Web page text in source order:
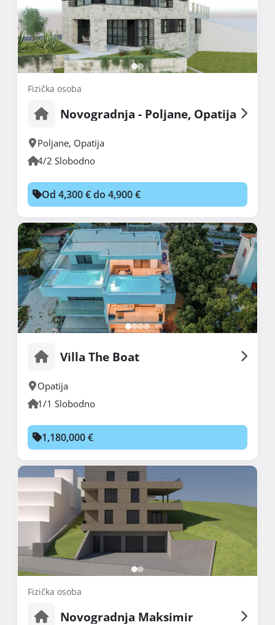
Fizička osoba
Novogradnja - Poljane, Opatija
Poljane, Opatija
4/2 Slobodno
Od 4,300 € do 4,900 €
Villa The Boat
Opatija
1/1 Slobodno
1,180,000 €
Fizička osoba
Novogradnja Maksimir